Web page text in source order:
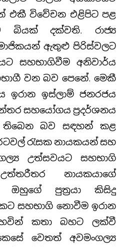
එකී විවේචන එළිපිට පළ
බියක් දක්වති. රාජ්‍ය
ඇතුළු පිරිස්වලට
සහභාගිවීම අනිවාර්ය
වන බව පෙනේ. මෙකී
ඉරාන ඉස්ලාම් ජනරජය
සහයෝගය ප්‍රදර්ශනය
තිබෙන බව සඳහන් කළ
රැසක නායකයන් සහ
උත්සවයට සහභාගි
නායකයාගේ
ඔහුගේ පුත්‍රයා කිසිදු
සහභාගි නොවීම ඉරාන
කතා බහට ලක්වී
වෙතත් අවමංගල්‍ය